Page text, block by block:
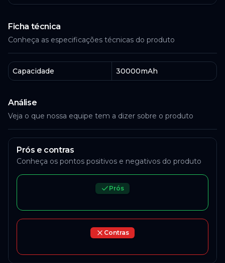
Ficha técnica
Conheça as especificações técnicas do produto
Capacidade 30000mAh
Análise
Veja o que nossa equipe tem a dizer sobre o produto
Prós e contras
Conheça os pontos positivos e negativos do produto
Prós
Contras